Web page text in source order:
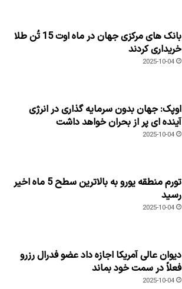
بانک های مرکزی جهان در ماه اوت 15 تُن طلا
خریداری کردند
2025-10-04
اوپک: جهان بدون سرمایه گذاری در انرژی
آینده ای پر از بحران خواهد داشت
2025-10-04
تورم منطقه یورو به بالاترین سطح 5 ماه اخیر
رسید
2025-10-04
دیوان عالی آمریکا اجازه داد عضو فدرال رزرو
فعلاً در سمت خود بماند
2025-10-04